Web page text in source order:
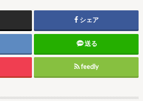
シェア
送る
feedly